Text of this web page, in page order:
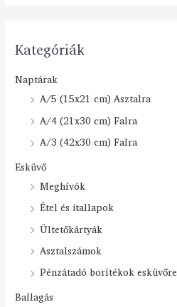
Kategóriák
Naptárak
A/5 (15x21 cm) Asztalra
A/4 (21x30 cm) Falra
A/3 (42x30 cm) Falra
Esküvő
Meghívók
Étel és itallapok
Ültetőkártyák
Asztalszámok
Pénzátadó borítékok esküvőre
Ballagás